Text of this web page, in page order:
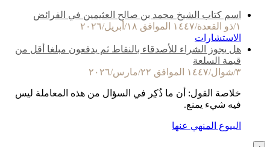
اسم كتاب الشيخ محمد بن صالح العثيمين في الفرائض
١/ذو القعدة/١٤٤٧ الموافق ١٨/أبريل/٢٠٢٦
الاستشارات
هل يجوز الشراء للأصدقاء بالنقاط ثم يدفعون مبلغا أقل من
قيمة السلعة
٣/شوال/١٤٤٧ الموافق ٢٢/مارس/٢٠٢٦
خلاصة القول: أن ما ذُكِر في السؤال من هذه المعاملة ليس
فيه شيء يمنع.
البيوع المنهي عنها